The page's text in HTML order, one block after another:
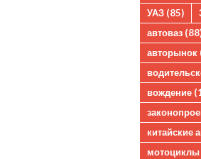
УАЗ (85)
автоваз
авторынок
вождение
китайские
мотоциклы